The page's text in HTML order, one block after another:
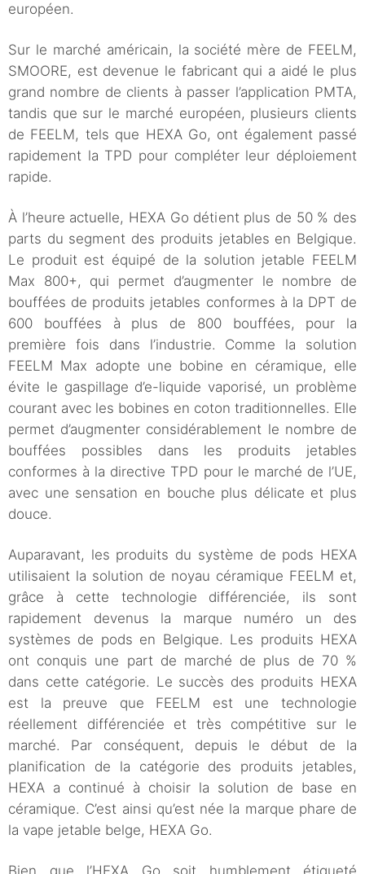
européen.
Sur le marché américain, la société mère de FEELM,
SMOORE, est devenue le fabricant qui a aidé le plus
grand nombre de clients à passer l’application PMTA,
tandis que sur le marché européen, plusieurs clients
de FEELM, tels que HEXA Go, ont également passé
rapidement la TPD pour compléter leur déploiement
rapide.
À l’heure actuelle, HEXA Go détient plus de 50 % des
parts du segment des produits jetables en Belgique.
Le produit est équipé de la solution jetable FEELM
Max 800+, qui permet d’augmenter le nombre de
bouffées de produits jetables conformes à la DPT de
600 bouffées à plus de 800 bouffées, pour la
première fois dans l’industrie. Comme la solution
FEELM Max adopte une bobine en céramique, elle
évite le gaspillage d’e-liquide vaporisé, un problème
courant avec les bobines en coton traditionnelles. Elle
permet d’augmenter considérablement le nombre de
bouffées possibles dans les produits jetables
conformes à la directive TPD pour le marché de l’UE,
avec une sensation en bouche plus délicate et plus
douce.
Auparavant, les produits du système de pods HEXA
utilisaient la solution de noyau céramique FEELM et,
grâce à cette technologie différenciée, ils sont
rapidement devenus la marque numéro un des
systèmes de pods en Belgique. Les produits HEXA
ont conquis une part de marché de plus de 70 %
dans cette catégorie. Le succès des produits HEXA
est la preuve que FEELM est une technologie
réellement différenciée et très compétitive sur le
marché. Par conséquent, depuis le début de la
planification de la catégorie des produits jetables,
HEXA a continué à choisir la solution de base en
céramique. C’est ainsi qu’est née la marque phare de
la vape jetable belge, HEXA Go.